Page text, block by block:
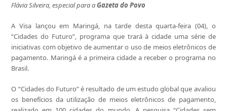
Flávia Silveira, especial para aGazeta do Povo
A Visa lançou em Maringá, na tarde desta quarta-feira (04), o
“Cidades do Futuro”, programa que trará à cidade uma série de
iniciativas com objetivo de aumentar o uso de meios eletrônicos de
pagamento. Maringá é a primeira cidade a receber o programa no
Brasil.
O “Cidades do Futuro” é resultado de um estudo global que avaliou
os benefícios da utilização de meios eletrônicos de pagamento,